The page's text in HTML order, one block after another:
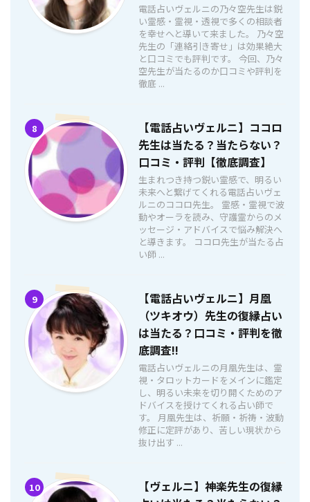
電話占いヴェルニの乃々空先生は鋭
い霊感・霊視・透視で多くの相談者
を幸せへと導いて来ました。 乃々空
先生の「連絡引き寄せ」は効果絶大
と口コミでも評判です。 今回、乃々
空先生が当たるのか口コミや評判を
徹底 ...
8
【電話占いヴェルニ】ココロ
先生は当たる？当たらない？
口コミ・評判【徹底調査】
生まれつき持つ鋭い霊感で、明るい
未来へと繋げてくれる電話占いヴェ
ルニのココロ先生。 霊感・霊視で波
動やオーラを読み、守護霊からのメ
ッセージ・アドバイスで悩み解決へ
と導きます。 ココロ先生が当たる占
い師 ...
9
【電話占いヴェルニ】月凰
（ツキオウ）先生の復縁占い
は当たる？口コミ・評判を徹
底調査!!
電話占いヴェルニの月凰先生は、霊
視・タロットカードをメインに鑑定
し、明るい未来を切り開くためのア
ドバイスを授けてくれる占い師で
す。 月凰先生は、祈願・祈祷・波動
修正に定評があり、苦しい現状から
抜け出す ...
10
【ヴェルニ】神楽先生の復縁